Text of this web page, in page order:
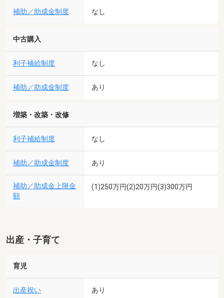
補助／助成金制度 なし
中古購入
利子補給制度 なし
補助／助成金制度 あり
増築・改築・改修
利子補給制度 なし
補助／助成金制度 あり
補助／助成金上限金
額
(1)250万円(2)20万円(3)300万円
出産・子育て
育児
出産祝い あり